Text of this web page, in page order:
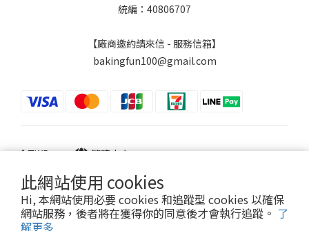
此網站使用 cookies
Hi, 本網站使用必要 cookies 和追蹤型 cookies 以確保
網站服務，後者將在獲得你的同意後才會執行追蹤。 了
解更多
統編：40806707
【廠商邀約請來信 - 服務信箱】
bakingfun100@gmail.com
$TWD 繁體中文